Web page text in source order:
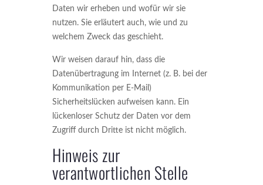
Daten wir erheben und wofür wir sie
nutzen. Sie erläutert auch, wie und zu
welchem Zweck das geschieht.
Wir weisen darauf hin, dass die
Datenübertragung im Internet (z. B. bei der
Kommunikation per E-Mail)
Sicherheitslücken aufweisen kann. Ein
lückenloser Schutz der Daten vor dem
Zugriff durch Dritte ist nicht möglich.
Hinweis zur
verantwortlichen Stelle